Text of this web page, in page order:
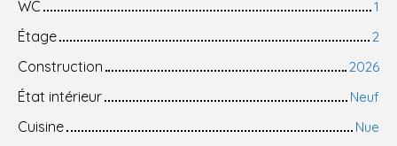
WC
1
Étage
2
Construction
2026
État intérieur
Neuf
Cuisine
Nue